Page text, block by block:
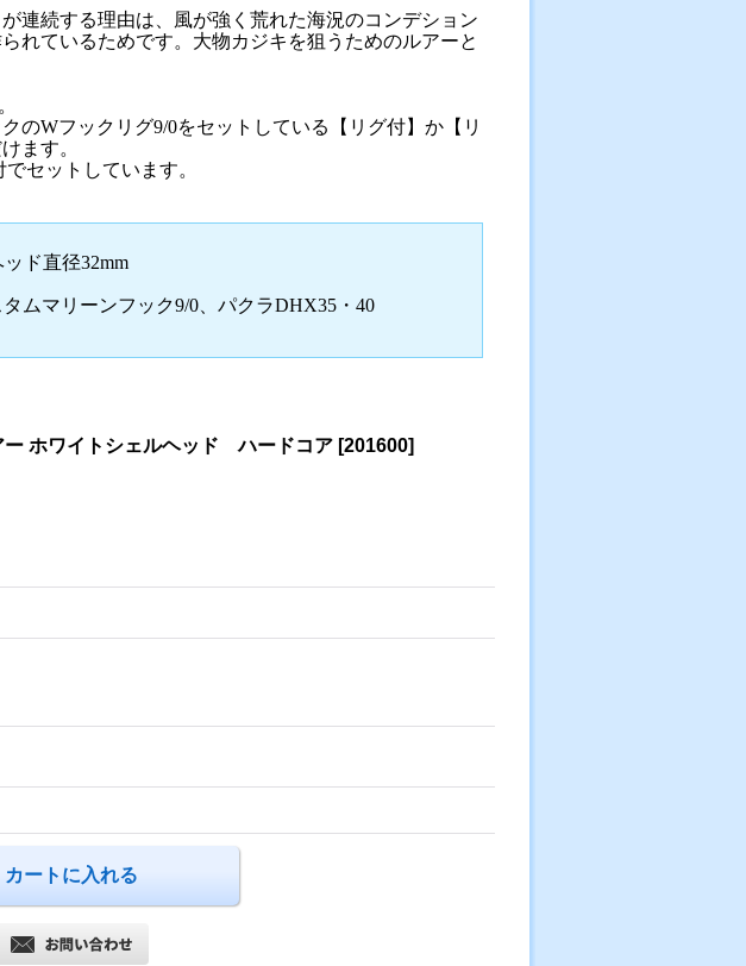
連続する理由は、風が強く荒れた海況のコンデション
れているためです。大物カジキを狙うためのルアーと
のWフックリグ9/0をセットしている【リグ付】か【リ
ます。
セットしています。
ド直径32mm
ムマリーンフック9/0、パクラDHX35・40
ー ホワイトシェルヘッド ハードコア [201600]